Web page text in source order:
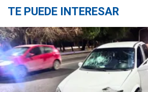
TE PUEDE INTERESAR